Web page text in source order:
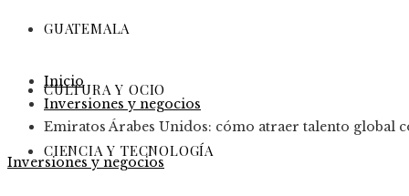
GUATEMALA
CULTURA Y OCIO
CIENCIA Y TECNOLOGÍA
Inicio
Inversiones y negocios
Emiratos Árabes Unidos: cómo atraer talento global
Inversiones y negocios